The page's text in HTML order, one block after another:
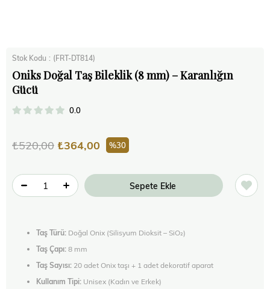
Stok Kodu (FRT-DT814)
Oniks Doğal Taş Bileklik (8 mm) – Karanlığın
Gücü
0.0
₺520,00 ₺364,00 30
Taş Türü: Doğal Onix (Silisyum Dioksit – SiO₂)
Taş Çapı:8 mm
Taş Sayısı: 20 adet Onix taşı + 1 adet dekoratif aparat
Kullanım Tipi: Unisex (Kadın ve Erkek)